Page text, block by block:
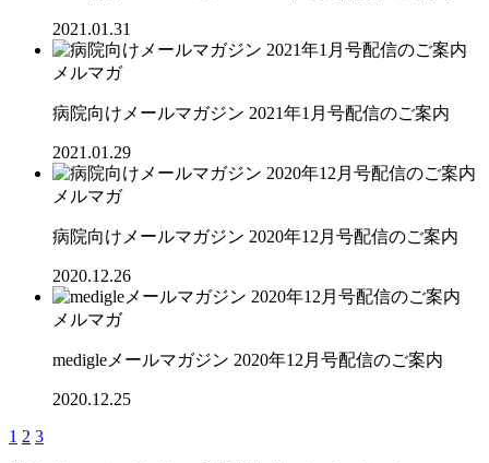
2021.01.31
メルマガ
病院向けメールマガジン 2021年1月号配信のご案内
2021.01.29
メルマガ
病院向けメールマガジン 2020年12月号配信のご案内
2020.12.26
メルマガ
medigleメールマガジン 2020年12月号配信のご案内
2020.12.25
1 2 3